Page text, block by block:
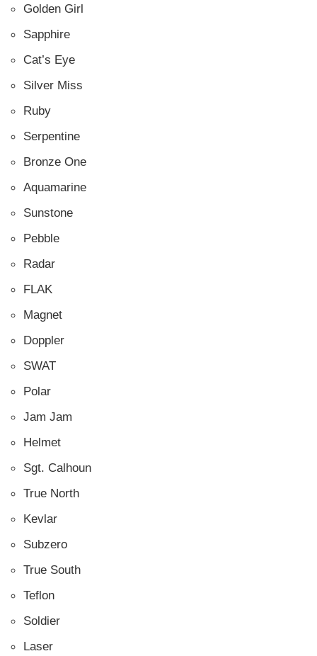
Golden Girl
Sapphire
Cat’s Eye
Silver Miss
Ruby
Serpentine
Bronze One
Aquamarine
Sunstone
Pebble
Radar
FLAK
Magnet
Doppler
SWAT
Polar
Jam Jam
Helmet
Sgt. Calhoun
True North
Kevlar
Subzero
True South
Teflon
Soldier
Laser